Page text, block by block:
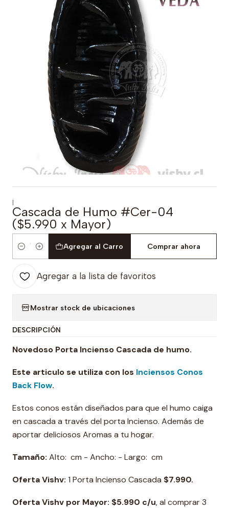
|
Cascada de Humo #Cer-04
($5.990 x Mayor)
Cantidad
Agregar al Carro Comprar ahora
Agregar a la lista de favoritos
Mostrar stock de ubicaciones
DESCRIPCIÓN
Novedoso Porta Incienso Cascada de humo.
Este articulo se utiliza con los Inciensos Conos
Back Flow.
Estos conos están diseñados para que el humo caiga
en cascada a través del porta Incienso. Además de
aportar deliciosos Aromas a tu hogar.
Tamaño: Alto: cm - Ancho: - Largo: cm
Oferta Vishv: 1 Porta Incienso Cascada $7.990.
Oferta Vishv por Mayor: $5.990 c/u, al comprar 3